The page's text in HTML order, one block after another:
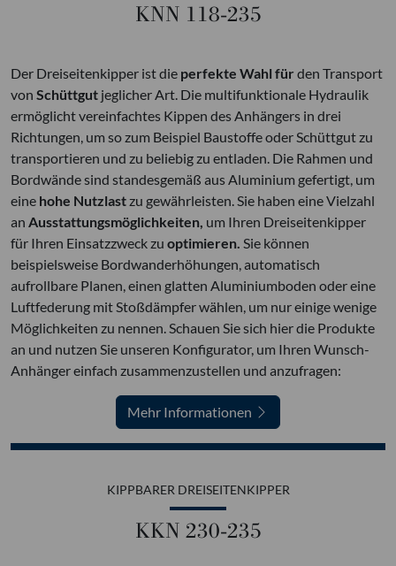
KNN 118-235
Der Dreiseitenkipper ist die perfekte Wahl für den Transport
von Schüttgut jeglicher Art. Die multifunktionale Hydraulik
ermöglicht vereinfachtes Kippen des Anhängers in drei
Richtungen, um so zum Beispiel Baustoffe oder Schüttgut zu
transportieren und zu beliebig zu entladen. Die Rahmen und
Bordwände sind standesgemäß aus Aluminium gefertigt, um
eine hohe Nutzlastzu gewährleisten. Sie haben eine Vielzahl
an Ausstattungsmöglichkeiten, um Ihren Dreiseitenkipper
für Ihren Einsatzzweck zu optimieren. Sie können
beispielsweise Bordwanderhöhungen, automatisch
aufrollbare Planen, einen glatten Aluminiumboden oder eine
Luftfederung mit Stoßdämpfer wählen, um nur einige wenige
Möglichkeiten zu nennen. Schauen Sie sich hier die Produkte
an und nutzen Sie unseren Konfigurator, um Ihren Wunsch-
Anhänger einfach zusammenzustellen und anzufragen:
Mehr Informationen
KIPPBARER DREISEITENKIPPER
KKN 230-235